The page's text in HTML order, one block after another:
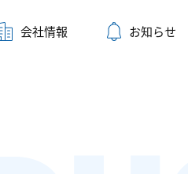
会社情報 お知らせ